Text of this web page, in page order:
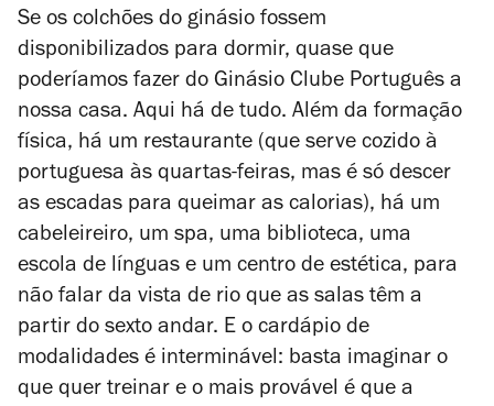
Se os colchões do ginásio fossem
disponibilizados para dormir, quase que
poderíamos fazer do Ginásio Clube Português a
nossa casa. Aqui há de tudo. Além da formação
física, há um restaurante (que serve cozido à
portuguesa às quartas-feiras, mas é só descer
as escadas para queimar as calorias), há um
cabeleireiro, um spa, uma biblioteca, uma
escola de línguas e um centro de estética, para
não falar da vista de rio que as salas têm a
partir do sexto andar. E o cardápio de
modalidades é interminável: basta imaginar o
que quer treinar e o mais provável é que a